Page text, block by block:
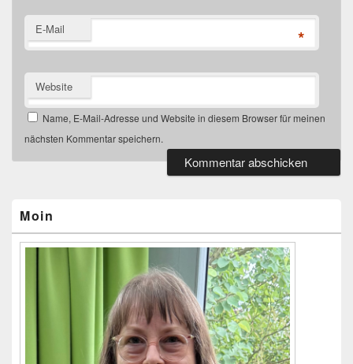
E-Mail *
Website
Name, E-Mail-Adresse und Website in diesem Browser für meinen
nächsten Kommentar speichern.
Widgetbereich
Moin